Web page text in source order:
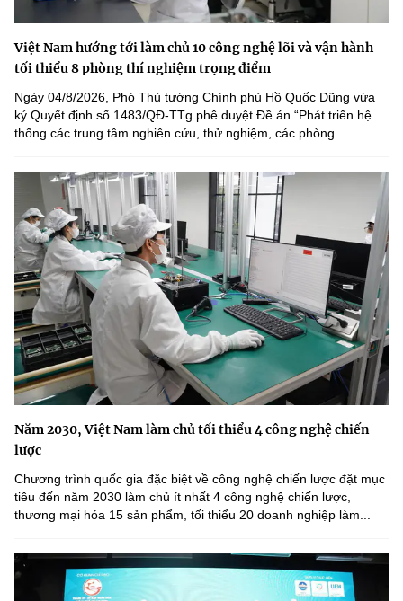
Việt Nam hướng tới làm chủ 10 công nghệ lõi và vận hành
tối thiểu 8 phòng thí nghiệm trọng điểm
Ngày 04/8/2026, Phó Thủ tướng Chính phủ Hồ Quốc Dũng vừa
ký Quyết định số 1483/QĐ-TTg phê duyệt Đề án “Phát triển hệ
thống các trung tâm nghiên cứu, thử nghiệm, các phòng...
Năm 2030, Việt Nam làm chủ tối thiểu 4 công nghệ chiến
lược
Chương trình quốc gia đặc biệt về công nghệ chiến lược đặt mục
tiêu đến năm 2030 làm chủ ít nhất 4 công nghệ chiến lược,
thương mại hóa 15 sản phẩm, tối thiểu 20 doanh nghiệp làm...